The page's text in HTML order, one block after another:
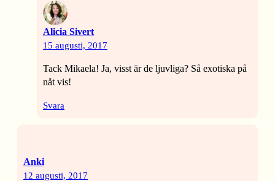
Alicia Sivert
15 augusti, 2017
Tack Mikaela! Ja, visst är de ljuvliga? Så exotiska på
nåt vis!
Svara
Anki
12 augusti, 2017